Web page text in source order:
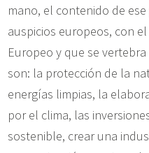
mano, el contenido de
auspicios europeos, con
Europeo y que se
son: la protección de la
energías limpias, la
por el clima, las
sostenible, crear una